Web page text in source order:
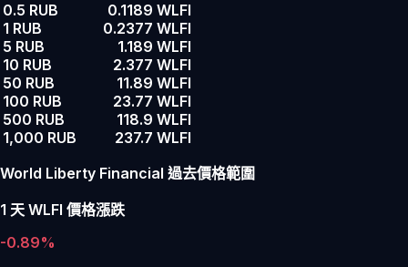
0.5 RUB
0.1189 WLFI
1 RUB
0.2377 WLFI
5 RUB
1.189 WLFI
10 RUB
2.377 WLFI
50 RUB
11.89 WLFI
100 RUB
23.77 WLFI
500 RUB
118.9 WLFI
1,000 RUB
237.7 WLFI
World Liberty Financial 過去價格範圍
1 天 WLFI 價格漲跌
-0.89%